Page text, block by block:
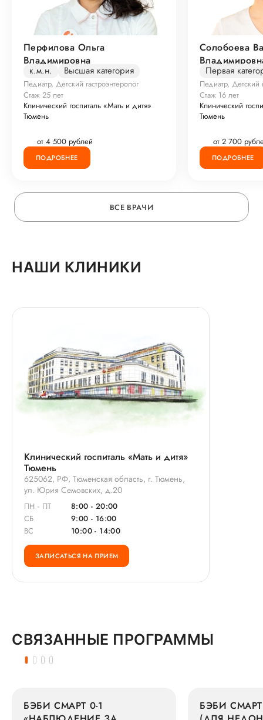
Перфилова Ольга
Владимировна
к.м.н. Высшая категория
Педиатр, Детский гастроэнтеролог
Стаж 25 лет
Клинический госпиталь «Мать и дитя»
Тюмень
от 4 500 рублей
ПОДРОБНЕЕ
Солобоева
Первая
Педиатр, Детский
Стаж 16 лет
Клинический
Тюмень
от 2 700
ПОДРОБНЕЕ
ВСЕ ВРАЧИ
НАШИ КЛИНИКИ
Клинический госпиталь «Мать и дитя»
Тюмень
625062, РФ, Тюменская область, г. Тюмень,
ул. Юрия Семовских, д.20
ПН - ПТ
8:00 - 20:00
СБ
9:00 - 16:00
ВС
10:00 - 14:00
ЗАПИСАТЬСЯ НА ПРИЕМ
СВЯЗАННЫЕ ПРОГРАММЫ
БЭБИ СМАРТ 0-1
БЭБИ